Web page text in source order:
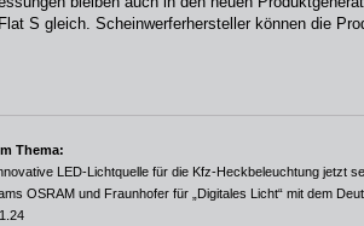
S gleich. Scheinwerferhersteller können die
Thema:
LED-Lichtquelle für die Kfz-Heckbeleuchtung jetzt
OSRAM und Fraunhofer für „Digitales Licht“ mit dem